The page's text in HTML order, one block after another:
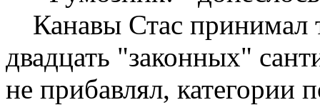
Канавы Стас принимал
двадцать "законных"
не прибавлял, категории